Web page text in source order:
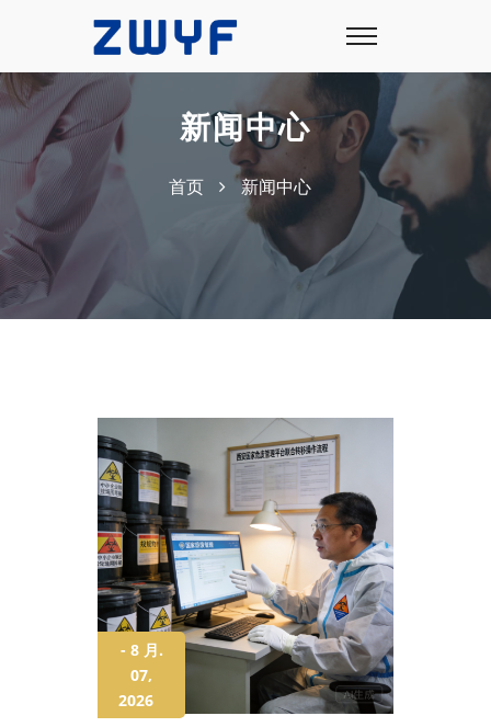
新闻中心
首页 新闻中心
- 8 月.
07,
2026